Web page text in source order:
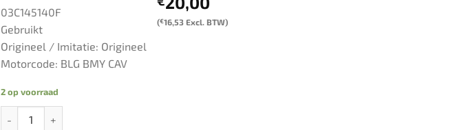
(€16,53 Excl. BTW)
03C145140F
Gebruikt
Origineel / Imitatie: Origineel
Motorcode: BLG BMY CAV
2 op voorraad